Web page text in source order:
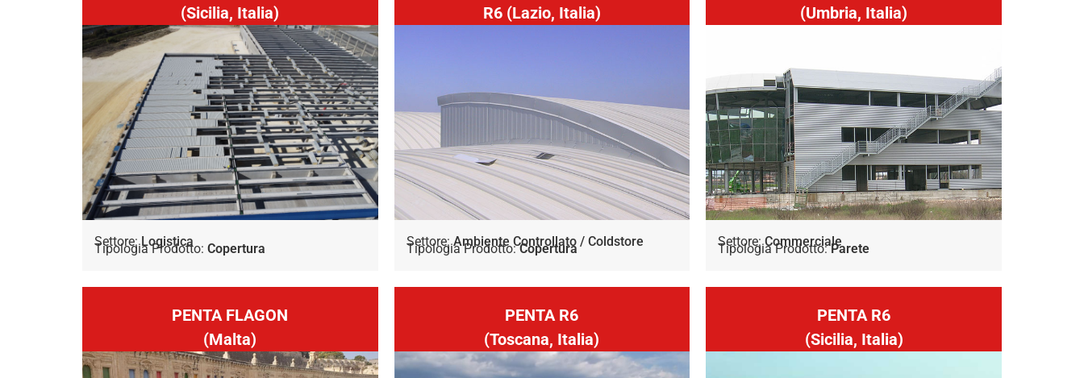
(Sicilia, Italia)
Settore: Logistica
Tipologia Prodotto: Copertura
R6 (Lazio, Italia)
Settore:Ambiente Controllato / Coldstore
Tipologia Prodotto:Copertura
(Umbria, Italia)
Settore:Commerciale
Tipologia Prodotto:Parete
PENTA FLAGON
(Malta)
PENTA R6
(Toscana, Italia)
PENTA R6
(Sicilia, Italia)